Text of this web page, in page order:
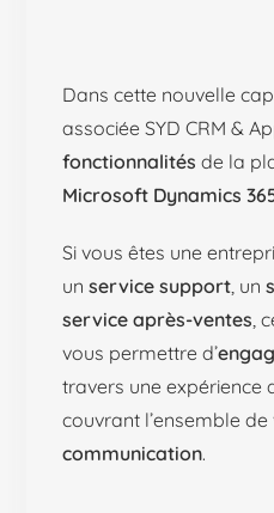
Dans cette nouvelle
associée SYD CRM &
fonctionnalités de la
Microsoft Dynamics
Si vous êtes une
unservice support, un
service après-ventes,
vous permettre d’
travers une expérience
couvrant l’ensemble
communication.